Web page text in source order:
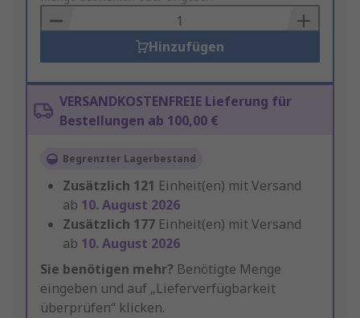
Basket
Hinzufügen
VERSANDKOSTENFREIE Lieferung für
Bestellungen ab 100,00 €
Begrenzter Lagerbestand
Zusätzlich 121 Einheit(en) mit Versand
ab 10. August 2026
Zusätzlich 177 Einheit(en) mit Versand
ab 10. August 2026
Sie benötigen mehr? Benötigte Menge
eingeben und auf „Lieferverfügbarkeit
überprüfen“ klicken.